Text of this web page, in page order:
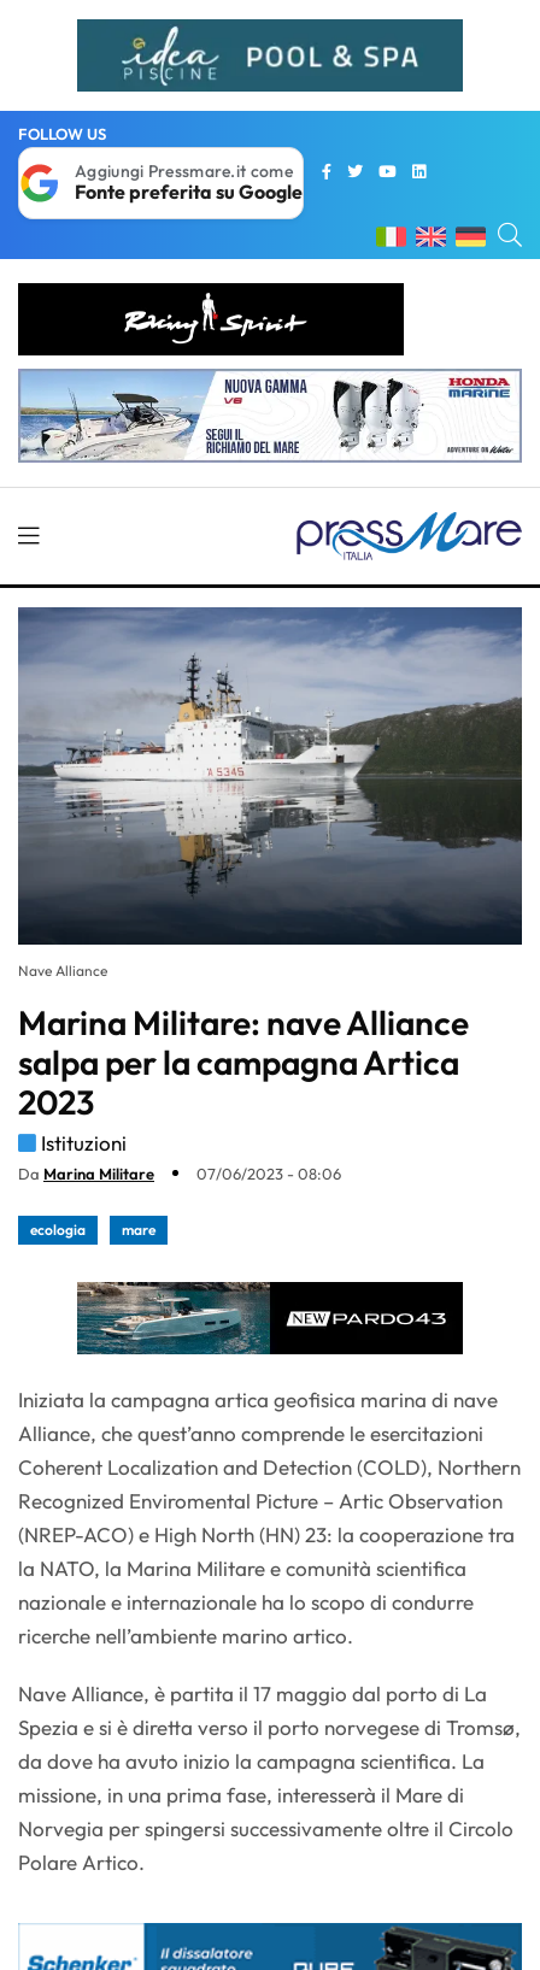
FOLLOW US
Aggiungi Pressmare.it come
Fonte preferita su Google
Nave Alliance
Marina Militare: nave Alliance
salpa per la campagna Artica
2023
Istituzioni
Da Marina Militare 07/06/2023 - 08:06
ecologia mare
Iniziata la campagna artica geofisica marina di nave
Alliance, che quest’anno comprende le esercitazioni
Coherent Localization and Detection (COLD), Northern
Recognized Enviromental Picture – Artic Observation
(NREP-ACO) e High North (HN) 23: la cooperazione tra
la NATO, la Marina Militare e comunità scientifica
nazionale e internazionale ha lo scopo di condurre
ricerche nell’ambiente marino artico.
Nave Alliance, è partita il 17 maggio dal porto di La
Spezia e si è diretta verso il porto norvegese di Tromsø,
da dove ha avuto inizio la campagna scientifica. La
missione, in una prima fase, interesserà il Mare di
Norvegia per spingersi successivamente oltre il Circolo
Polare Artico.